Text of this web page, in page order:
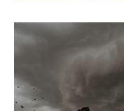
prenome